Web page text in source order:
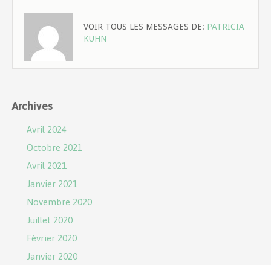
VOIR TOUS LES MESSAGES DE: PATRICIA
KUHN
Archives
Avril 2024
Octobre 2021
Avril 2021
Janvier 2021
Novembre 2020
Juillet 2020
Février 2020
Janvier 2020